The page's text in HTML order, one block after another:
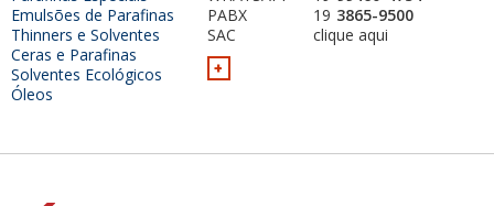
Emulsões de Parafinas
Thinners e Solventes
Ceras e Parafinas
Solventes Ecológicos
Óleos
PABX
SAC
+
19 3865-9500
clique aqui